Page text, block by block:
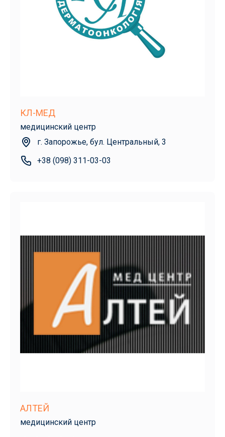
КЛ-МЕД
медицинский центр
г. Запорожье, бул. Центральный, 3
+38 (098) 311-03-03
АЛТЕЙ
медицинский центр